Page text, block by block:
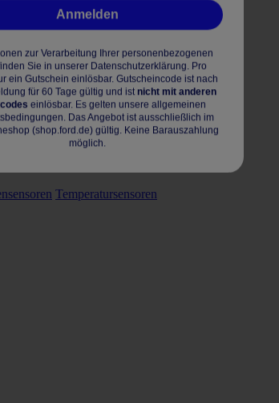
Temperatursensoren
Anmelden
zur Verarbeitung Ihrer personenbezogenen
Sie in unserer Datenschutzerklärung. Pro
ein Gutschein einlösbar. Gutscheincode ist nach
für 60 Tage gültig und ist nicht mit anderen
einlösbar. Es gelten unsere allgemeinen
Das Angebot ist ausschließlich im
(shop.ford.de) gültig. Keine Barauszahlung
möglich.